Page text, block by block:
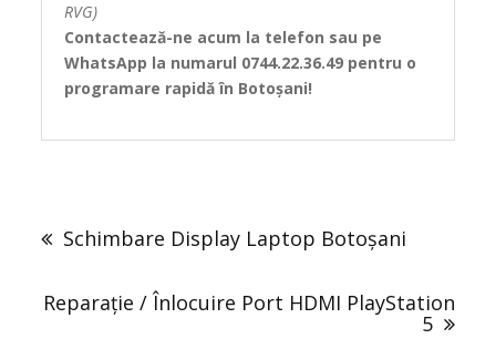
RVG)
Contactează-ne acum la telefon sau pe
WhatsApp la numarul 0744.22.36.49 pentru o
programare rapidă în Botoșani!
navigation
Schimbare Display Laptop Botoșani
Reparație / Înlocuire Port HDMI PlayStation
5